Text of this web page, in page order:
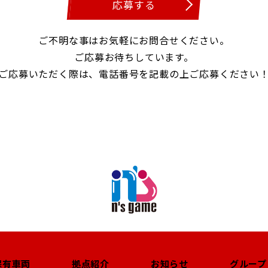
応募する
ご不明な事はお気軽にお問合せください。
ご応募お待ちしています。
ご応募いただく際は、電話番号を記載の上ご応募ください
車両 拠点紹介 お知らせ グループ